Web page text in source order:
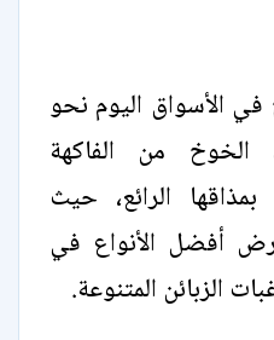
الأسواق اليوم نحو
الخوخ من الفاكهة
الرائع، حيث
أفضل الأنواع في
الزبائن المتنوعة.